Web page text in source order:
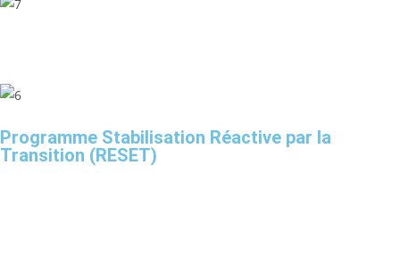
Programme Stabilisation Réactive par la
Transition (RESET)